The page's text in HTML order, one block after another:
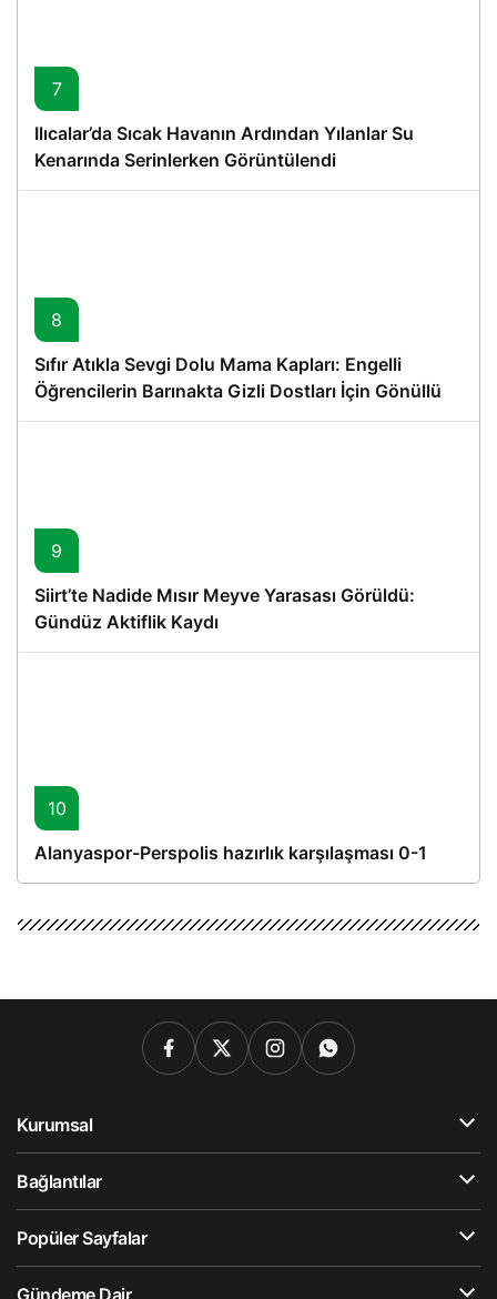
7
Ilıcalar’da Sıcak Havanın Ardından Yılanlar Su
Kenarında Serinlerken Görüntülendi
8
Sıfır Atıkla Sevgi Dolu Mama Kapları: Engelli
Öğrencilerin Barınakta Gizli Dostları İçin Gönüllü
Proje
9
Siirt’te Nadide Mısır Meyve Yarasası Görüldü:
Gündüz Aktiflik Kaydı
10
Alanyaspor-Perspolis hazırlık karşılaşması 0-1
Kurumsal
Bağlantılar
Popüler Sayfalar
Gündeme Dair